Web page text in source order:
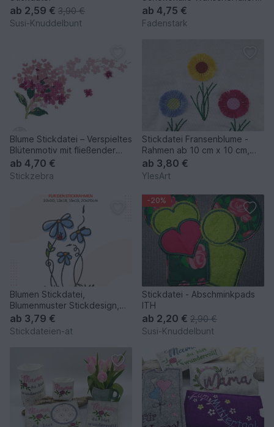
ab 2,59 € 3,90 €
Susi-Knuddelbunt
Mugrug
ab 4,75 €
Fadenstark
Blume Stickdatei – Verspieltes
Blütenmotiv mit fließender
Leichtigkeit
ab 4,70 €
Stickzebra
Stickdatei Fransenblume -
Rahmen ab 10 cm x 10 cm,
Blume, Sonnenblume
ab 3,80 €
YlesArt
Blumen Stickdatei,
Blumenmuster Stickdesign,
moderne Blumen Stickvorlage
ab 3,79 €
Stickdateien-at
-20%
Stickdatei - Abschminkpads
ITH
ab 2,20 € 2,90 €
Susi-Knuddelbunt